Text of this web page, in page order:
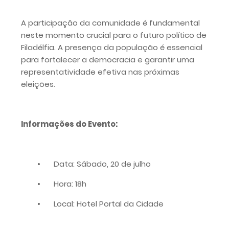
A participação da comunidade é fundamental
neste momento crucial para o futuro político de
Filadélfia. A presença da população é essencial
para fortalecer a democracia e garantir uma
representatividade efetiva nas próximas
eleições.
Informações do Evento:
•
Data: Sábado, 20 de julho
•
Hora: 18h
•
Local: Hotel Portal da Cidade